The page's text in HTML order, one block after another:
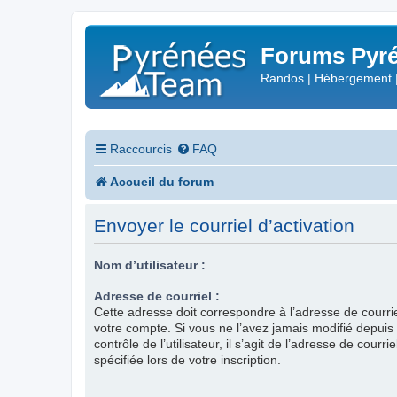
Forums
Randos | Hébergement
Raccourcis FAQ
Accueil du forum
Envoyer le courriel d’activation
Nom d’utilisateur :
Adresse de courriel :
Cette adresse doit correspondre à l’adresse de
votre compte. Si vous ne l’avez jamais modifié
contrôle de l’utilisateur, il s’agit de l’adresse de
spécifiée lors de votre inscription.